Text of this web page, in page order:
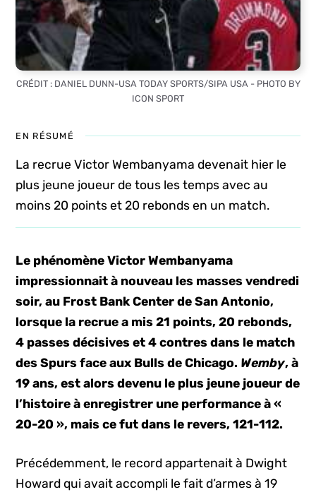
CRÉDIT : DANIEL DUNN-USA TODAY SPORTS/SIPA USA - PHOTO BY
ICON SPORT
EN RÉSUMÉ
La recrue Victor Wembanyama devenait hier le
plus jeune joueur de tous les temps avec au
moins 20 points et 20 rebonds en un match.
Le phénomène Victor Wembanyama
impressionnait à nouveau les masses vendredi
soir, au Frost Bank Center de San Antonio,
lorsque la recrue a mis 21 points, 20 rebonds,
4 passes décisives et 4 contres dans le match
des Spurs face aux Bulls de Chicago. Wemby, à
19 ans, est alors devenu le plus jeune joueur de
l’histoire à enregistrer une performance à «
20-20 », mais ce fut dans le revers, 121-112.
Précédemment, le record appartenait à Dwight
Howard qui avait accompli le fait d’armes à 19